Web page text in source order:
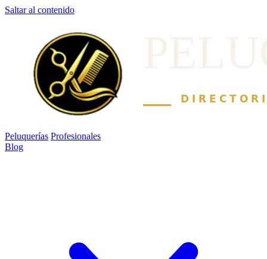
Saltar al contenido
Peluquerías Profesionales
Blog